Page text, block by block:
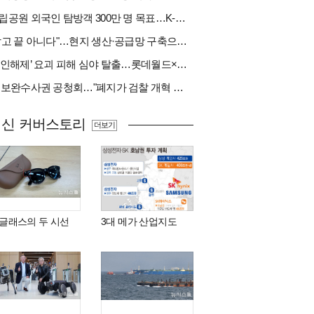
국립공원 외국인 탐방객 300만 명 목표…K-트레킹 키운다
"팔고 끝 아니다"…현지 생산·공급망 구축으로 글로벌 진입장벽 돌파[다시 나는 K방산②]
‘봉인해제’ 요괴 피해 심야 탈출…롯데월드×당근
與 보완수사권 공청회…"폐지가 검찰 개혁 아냐" vs "보완수사권은 전면 재수사권"(종합)
커버스토리
래스의 두 시선 3대 메가 산업지도
더보기